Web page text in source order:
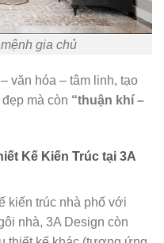
gia chủ
văn hóa – tâm linh, tạo
mà còn “thuận khí –
Kế Kiến Trúc tại 3A
kiến trúc nhà phố với
nhà, 3A Design còn